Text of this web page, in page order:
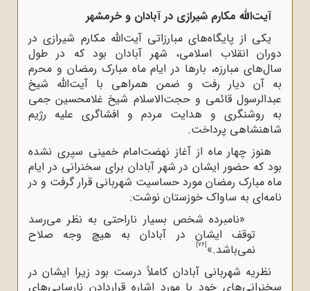
آیت‌الله‌ مکارم شیرازی در آبادان و خرمشهر
یکی از پایگاه‌های مبارزاتی آیت‌الله‌ مکارم شیرازی در
دوران انقلاب اسلامی، شهر آبادان بود که در طول
سال‌های مبارزه، بارها در ایام ماه مبارک رمضان و محرم
به آن دیار رفت و ضمن همراهی با آیت‌الله‌ شیخ
عبدالرسول قائمی و حجت‌الاسلام شیخ غلامحسین جمی
به روشنگری و هدایت مردم و افشاگری علیه رژیم
شاهنشاهی پرداخت.
هنوز چهار ماه از آغاز نهضت‌امام خمینی سپری نشده
بود که حضور ایشان در شهر آبادان برای سخنرانی در ایام
ماه مبارک رمضان مورد حساسیت شهربانی قرار گرفت و در
نامه‌ای به ساواک خوزستان نوشت:
«نامبرده شخص بسیار ناراحتی به نظر میرسد
توقف ایشان در آبادان به هیچ وجه صلاح
نمیباشد.»[76]
نظریه شهربانی آبادان کاملاً درست بود زیرا ایشان در
سخنرانی‌های خود با مورد اشاره قراردادنِ نارسایی‌های